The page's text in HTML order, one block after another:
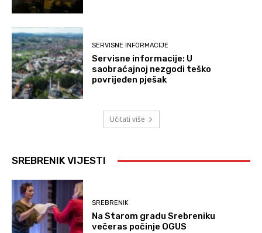
SERVISNE INFORMACIJE
Servisne informacije: U
saobraćajnoj nezgodi teško
povrijeđen pješak
Učitati više
SREBRENIK VIJESTI
SREBRENIK
Na Starom gradu Srebreniku
večeras počinje OGUS